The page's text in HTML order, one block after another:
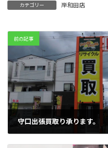
カテゴリー 岸和田店
前の記事
守口出張買取り承ります。